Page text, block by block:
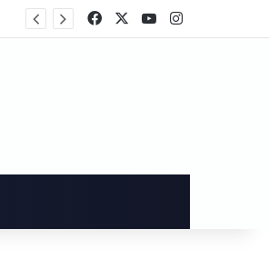
FacebookYou TubeInstagram